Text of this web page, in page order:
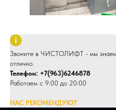
Звоните в ЧИСТОЛИФТ - мы знаем,
отлично.
Телефон: +7(963)6246878
Работаем с 9:00 до 20:00
НАС РЕКОМЕНДУЮТ